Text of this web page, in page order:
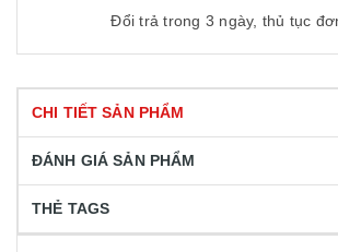
Đổi trả trong 3 ngày, thủ tục
CHI TIẾT SẢN PHẨM
ĐÁNH GIÁ SẢN PHẨM
THẺ TAGS